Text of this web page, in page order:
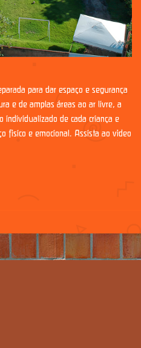
para dar espaço e segurança
e de amplas áreas ao ar livre, a
individualizado de cada criança e
físico e emocional. Assista ao vídeo